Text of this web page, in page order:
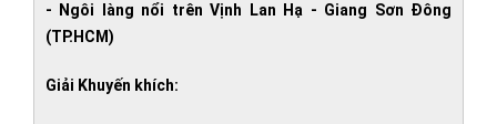
- Ngôi làng nổi trên Vịnh Lan Hạ - Giang Sơn Đông
(TP.HCM)
Giải Khuyến khích: